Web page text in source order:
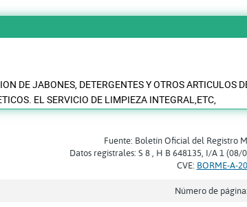
DE JABONES, DETERGENTES Y OTROS ARTICULOS
EL SERVICIO DE LIMPIEZA INTEGRAL,ETC,
Fuente: Boletín Oficial del Registro
Datos registrales: S 8 , H B 648135, I/A 1 (08/
CVE: BORME-A-
Número de